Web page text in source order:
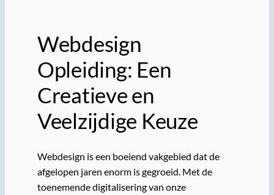
Webdesign
Opleiding: Een
Creatieve en
Veelzijdige Keuze
Webdesign is een boeiend vakgebied dat de
afgelopen jaren enorm is gegroeid. Met de
toenemende digitalisering van onze